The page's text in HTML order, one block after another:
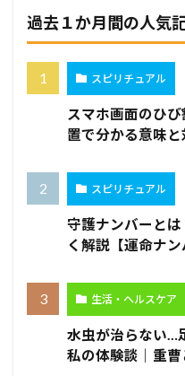
過去１か月間の人気
スピリチュアル
スマホ画面のひ
置で分かる意味と
スピリチュアル
守護ナンバーと
く解説【運命ナン
生活・ヘルスケア
水虫が治らない…
私の体験談｜重